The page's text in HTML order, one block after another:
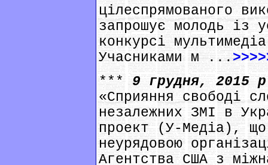
цілеспрямованого
запрошує молодь із
конкурсі
Учасниками м ...
***9 грудня, 2015
«Сприяння свободі
незалежних ЗМІ в
проект (У-Медіа), що
неурядовою
Агентства США з